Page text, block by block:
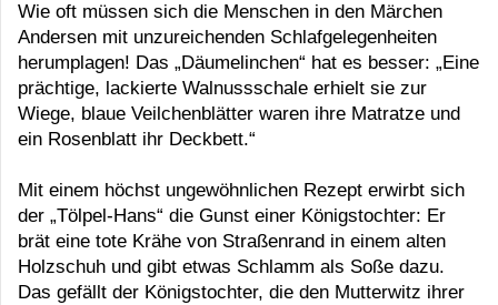
Wie oft müssen sich die Menschen in den Märchen
Andersen mit unzureichenden Schlafgelegenheiten
herumplagen! Das „Däumelinchen“ hat es besser: „Eine
prächtige, lackierte Walnussschale erhielt sie zur
Wiege, blaue Veilchenblätter waren ihre Matratze und
ein Rosenblatt ihr Deckbett.“
Mit einem höchst ungewöhnlichen Rezept erwirbt sich
der „Tölpel-Hans“ die Gunst einer Königstochter: Er
brät eine tote Krähe von Straßenrand in einem alten
Holzschuh und gibt etwas Schlamm als Soße dazu.
Das gefällt der Königstochter, die den Mutterwitz ihrer